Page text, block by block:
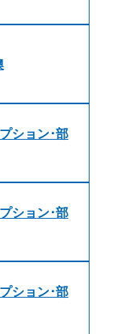
ション･部
ション･部
ション･部